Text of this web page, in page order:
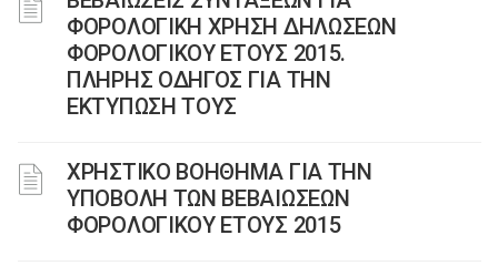
ΦΟΡΟΛΟΓΙΚΗ ΧΡΗΣΗ ΔΗΛΩΣΕΩΝ
ΦΟΡΟΛΟΓΙΚΟΥ ΕΤΟΥΣ 2015.
ΠΛΗΡΗΣ ΟΔΗΓΟΣ ΓΙΑ ΤΗΝ
ΕΚΤΥΠΩΣΗ ΤΟΥΣ
ΧΡΗΣΤΙΚΟ ΒΟΗΘΗΜΑ ΓΙΑ ΤΗΝ
ΥΠΟΒΟΛΗ ΤΩΝ ΒΕΒΑΙΩΣΕΩΝ
ΦΟΡΟΛΟΓΙΚΟΥ ΕΤΟΥΣ 2015